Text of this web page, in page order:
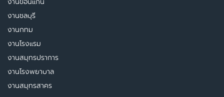
งานชลบุรี
งานกทม
งานโรงแรม
งานสมุทรปราการ
งานโรงพยาบาล
งานสมุทรสาคร